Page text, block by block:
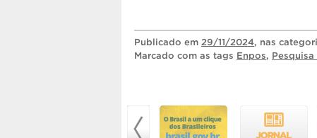
Publicado em 29/11/2024, nas
Marcado com as tags Enpos, Pesquisa